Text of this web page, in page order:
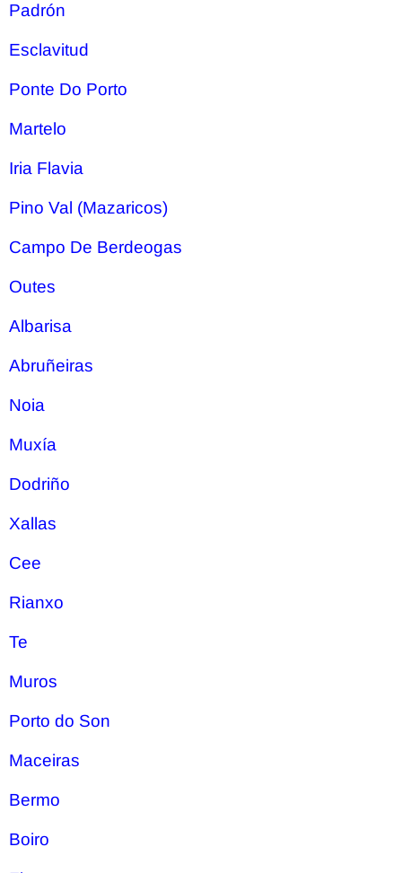
Padrón
Esclavitud
Ponte Do Porto
Martelo
Iria Flavia
Pino Val (Mazaricos)
Campo De Berdeogas
Outes
Albarisa
Abruñeiras
Noia
Muxía
Dodriño
Xallas
Cee
Rianxo
Te
Muros
Porto do Son
Maceiras
Bermo
Boiro